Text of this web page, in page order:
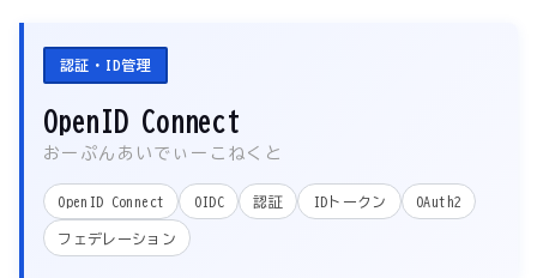
認証・ID管理
OpenID Connect
おーぷんあいでぃーこねくと
OpenID Connect OIDC 認証 IDトークン OAuth2
フェデレーション